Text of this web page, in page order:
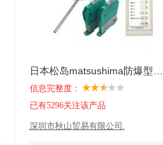
信息完整度：
已有5296关注该产品
深圳市秋山贸易有限公司.